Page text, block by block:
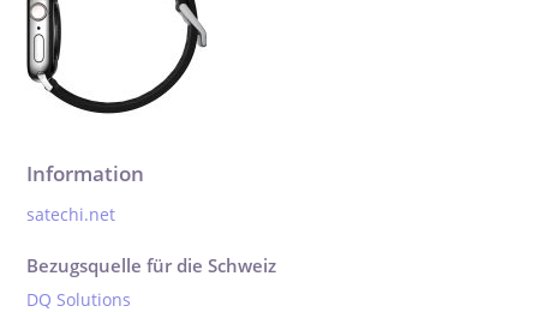
Information
satechi.net
Bezugsquelle für die Schweiz
DQ Solutions